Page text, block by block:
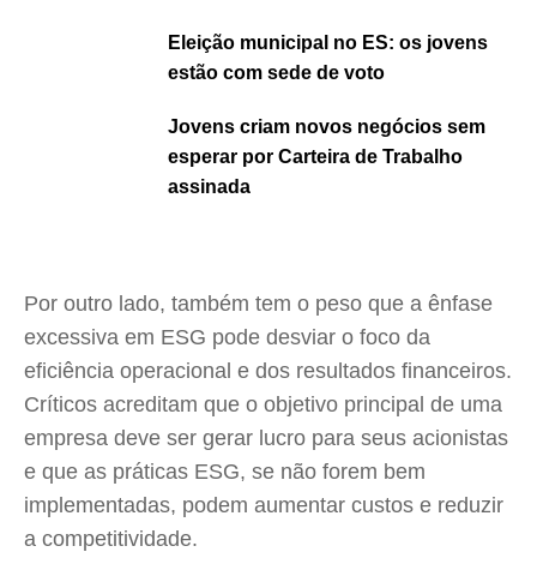
Eleição municipal no ES: os jovens
estão com sede de voto
Jovens criam novos negócios sem
esperar por Carteira de Trabalho
assinada
Por outro lado, também tem o peso que a ênfase
excessiva em ESG pode desviar o foco da
eficiência operacional e dos resultados financeiros.
Críticos acreditam que o objetivo principal de uma
empresa deve ser gerar lucro para seus acionistas
e que as práticas ESG, se não forem bem
implementadas, podem aumentar custos e reduzir
a competitividade.